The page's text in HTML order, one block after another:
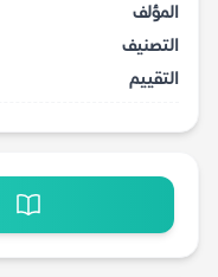
المؤلف
التصنيف
التقييم